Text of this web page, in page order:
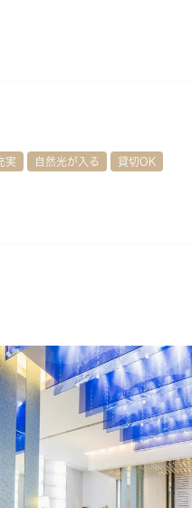
実 自然光が入る 貸切OK